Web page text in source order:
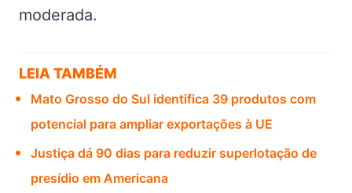
moderada.
LEIA TAMBÉM
Mato Grosso do Sul identifica 39 produtos com
potencial para ampliar exportações à UE
Justiça dá 90 dias para reduzir superlotação de
presídio em Americana